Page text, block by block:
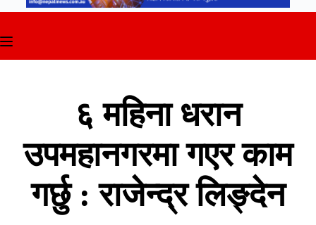
६ महिना धरान
उपमहानगरमा गएर काम
गर्छु : राजेन्द्र लिङ्देन